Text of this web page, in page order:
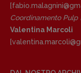
recensioni:
Elio Grasso
Coordinamento
Elisabetta
Coordinamento
Valentina Marcoli